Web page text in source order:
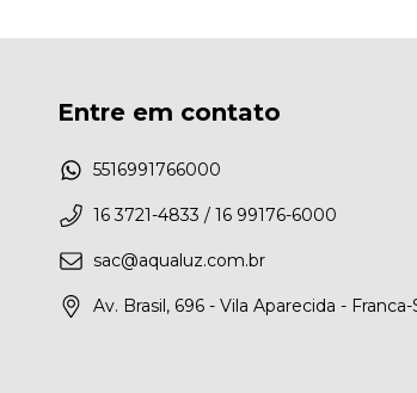
Entre em contato
5516991766000
16 3721-4833 / 16 99176-6000
sac@aqualuz.com.br
Av. Brasil, 696 - Vila Aparecida - Franca-